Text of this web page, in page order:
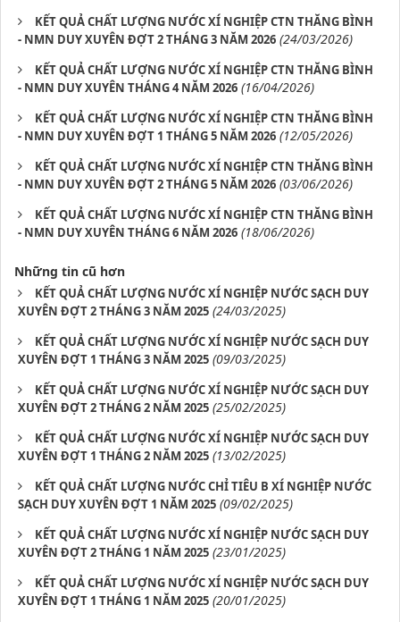
KẾT QUẢ CHẤT LƯỢNG NƯỚC XÍ NGHIỆP CTN THĂNG BÌNH
- NMN DUY XUYÊN ĐỢT 2 THÁNG 3 NĂM 2026 (24/03/2026)
KẾT QUẢ CHẤT LƯỢNG NƯỚC XÍ NGHIỆP CTN THĂNG BÌNH
- NMN DUY XUYÊN THÁNG 4 NĂM 2026 (16/04/2026)
KẾT QUẢ CHẤT LƯỢNG NƯỚC XÍ NGHIỆP CTN THĂNG BÌNH
- NMN DUY XUYÊN ĐỢT 1 THÁNG 5 NĂM 2026 (12/05/2026)
KẾT QUẢ CHẤT LƯỢNG NƯỚC XÍ NGHIỆP CTN THĂNG BÌNH
- NMN DUY XUYÊN ĐỢT 2 THÁNG 5 NĂM 2026 (03/06/2026)
KẾT QUẢ CHẤT LƯỢNG NƯỚC XÍ NGHIỆP CTN THĂNG BÌNH
- NMN DUY XUYÊN THÁNG 6 NĂM 2026 (18/06/2026)
Những tin cũ hơn
KẾT QUẢ CHẤT LƯỢNG NƯỚC XÍ NGHIỆP NƯỚC SẠCH DUY
XUYÊN ĐỢT 2 THÁNG 3 NĂM 2025 (24/03/2025)
KẾT QUẢ CHẤT LƯỢNG NƯỚC XÍ NGHIỆP NƯỚC SẠCH DUY
XUYÊN ĐỢT 1 THÁNG 3 NĂM 2025 (09/03/2025)
KẾT QUẢ CHẤT LƯỢNG NƯỚC XÍ NGHIỆP NƯỚC SẠCH DUY
XUYÊN ĐỢT 2 THÁNG 2 NĂM 2025 (25/02/2025)
KẾT QUẢ CHẤT LƯỢNG NƯỚC XÍ NGHIỆP NƯỚC SẠCH DUY
XUYÊN ĐỢT 1 THÁNG 2 NĂM 2025 (13/02/2025)
KẾT QUẢ CHẤT LƯỢNG NƯỚC CHỈ TIÊU B XÍ NGHIỆP NƯỚC
SẠCH DUY XUYÊN ĐỢT 1 NĂM 2025 (09/02/2025)
KẾT QUẢ CHẤT LƯỢNG NƯỚC XÍ NGHIỆP NƯỚC SẠCH DUY
XUYÊN ĐỢT 2 THÁNG 1 NĂM 2025 (23/01/2025)
KẾT QUẢ CHẤT LƯỢNG NƯỚC XÍ NGHIỆP NƯỚC SẠCH DUY
XUYÊN ĐỢT 1 THÁNG 1 NĂM 2025 (20/01/2025)